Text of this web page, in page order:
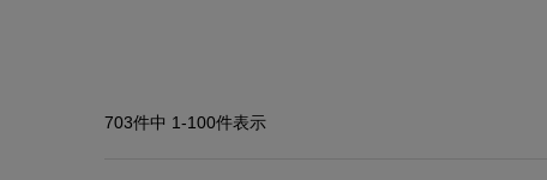
703件中 1-100件表示